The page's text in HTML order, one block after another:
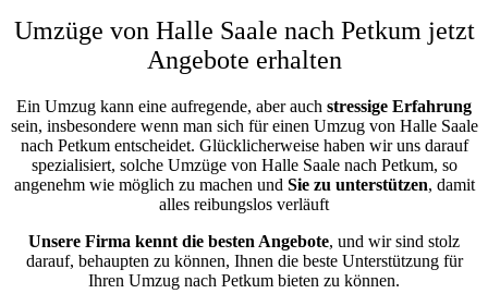
Umzüge von Halle Saale nach Petkum jetzt
Angebote erhalten
Ein Umzug kann eine aufregende, aber auch stressige Erfahrung
sein, insbesondere wenn man sich für einen Umzug von Halle Saale
nach Petkum entscheidet. Glücklicherweise haben wir uns darauf
spezialisiert, solche Umzüge von Halle Saale nach Petkum, so
angenehm wie möglich zu machen und Sie zu unterstützen, damit
alles reibungslos verläuft
Unsere Firma kennt die besten Angebote, und wir sind stolz
darauf, behaupten zu können, Ihnen die beste Unterstützung für
Ihren Umzug nach Petkum bieten zu können.